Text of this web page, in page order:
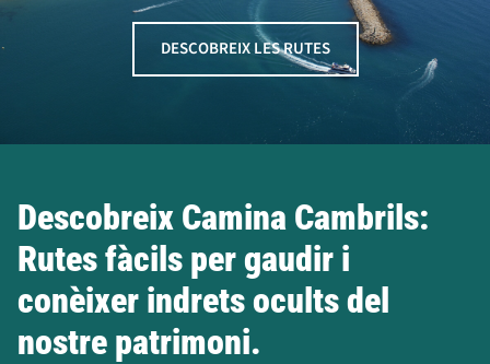
DESCOBREIX LES RUTES
Descobreix Camina Cambrils:
Rutes fàcils per gaudir i
conèixer indrets ocults del
nostre patrimoni.